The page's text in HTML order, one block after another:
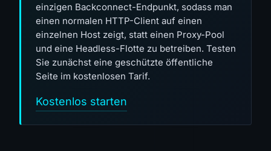
einzigen Backconnect-Endpunkt, sodass man
einen normalen HTTP-Client auf einen
einzelnen Host zeigt, statt einen Proxy-Pool
und eine Headless-Flotte zu betreiben. Testen
Sie zunächst eine geschützte öffentliche
Seite im kostenlosen Tarif.
Kostenlos starten